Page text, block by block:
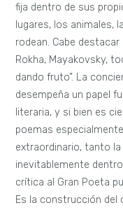
fija dentro de sus
lugares, los animales,
rodean. Cabe destacar
Rokha, Mayakovsky,
dando fruto”. La
desempeña un papel
literaria, y si bien es
poemas
extraordinario, tanto
inevitablemente
crítica al Gran Poeta
Es la construcción del